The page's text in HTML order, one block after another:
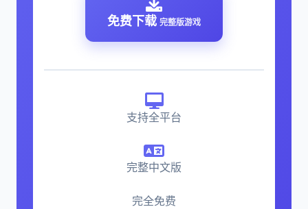
免费下载 完整版游戏
支持全平台
完整中文版
完全免费